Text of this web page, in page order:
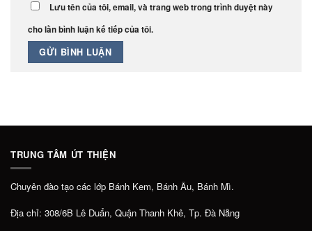
Lưu tên của tôi, email, và trang web trong trình duyệt này
cho lần bình luận kế tiếp của tôi.
TRUNG TÂM ÚT THIỆN
Chuyên đào tạo các lớp Bánh Kem, Bánh Âu, Bánh Mì.
Địa chỉ: 308/6B Lê Duẩn, Quận Thanh Khê, Tp. Đà Nẵng